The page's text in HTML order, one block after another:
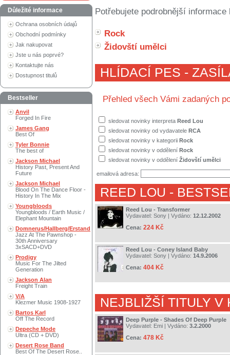
Důležité informace
Ochrana osobních údajů
Obchodní podmínky
Jak nakupovat
Jste u nás poprvé?
Kontaktujte nás
Dostupnost titulů
Bestseller
Anvil
Forged In Fire
James Gang
Best Of
Tyler Bonnie
The best of
Jackson Michael
History Past, Present And
Future
Jackson Michael
Blood On The Dance Floor -
History In The Mix
Youngbloods
Youngbloods / Earth Music /
Elephant Mountain
Domnerus/Hallberg/Erstand
Jazz At The Pawnshop -
30th Anniversary
3xSACD+DVD
Prodigy
Music For The Jilted
Generation
Jackson Alan
Freight Train
V/A
Klezmer Music 1908-1927
Bartos Karl
Off The Record
Depeche Mode
Ultra (CD + DVD)
Desert Rose Band
Best Of The Desert Rose..
Potřebujete podrobnější
Rock
Židovští umělci
HLÍDACÍ PES -
Přehled všech Vámi zadaných
sledovat novinky interpreta Reed Lou
sledovat novinky od vydavatele RCA
sledovat novinky v kategorii Rock
sledovat novinky v oddělení Rock
sledovat novinky v oddělení Židovští umělci
emailová adresa:
REED LOU -
Reed Lou - Transformer
Vydavatel: Sony | Vydáno: 12.12.2002
Cena: 224 Kč
Reed Lou - Coney Island Baby
Vydavatel: Sony | Vydáno: 14.9.2006
Cena: 404 Kč
NEJBLIŽŠÍ TITULY V
Deep Purple - Shades Of Deep Purple
Vydavatel: Emi | Vydáno: 3.2.2000
Cena: 478 Kč